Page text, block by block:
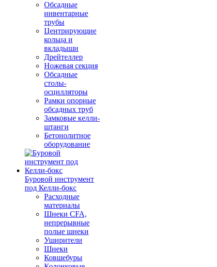
Обсадные
инвентарные
трубы
Центрирующие
кольца и
вкладыши
Дрейтеллер
Ножевая секция
Обсадные
столы-
осцилляторы
Рамки опорные
обсадных труб
Замковые келли-
штанги
Бетонолитное
оборудование
Буровой инструмент
под Келли-бокс
Расходные
материалы
Шнеки CFA,
непрерывные
полые шнеки
Уширители
Шнеки
Ковшебуры